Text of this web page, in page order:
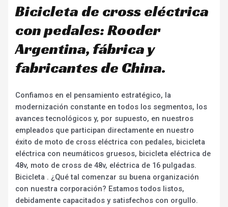
Bicicleta de cross eléctrica
con pedales: Rooder
Argentina, fábrica y
fabricantes de China.
Confiamos en el pensamiento estratégico, la
modernización constante en todos los segmentos, los
avances tecnológicos y, por supuesto, en nuestros
empleados que participan directamente en nuestro
éxito de moto de cross eléctrica con pedales, bicicleta
eléctrica con neumáticos gruesos, bicicleta eléctrica de
48v, moto de cross de 48v, eléctrica de 16 pulgadas.
Bicicleta . ¿Qué tal comenzar su buena organización
con nuestra corporación? Estamos todos listos,
debidamente capacitados y satisfechos con orgullo.